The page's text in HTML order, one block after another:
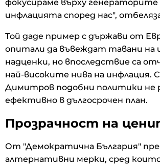
фокусираме върху генераторите
инфлацията според нас",
Той даде пример с държави от
опитали да въвеждат тавани на
надценки, но впоследствие са
най-високите нива на инфлация.
Димитров подобни политики не
ефективно в дългосрочен план.
Прозрачност на
От "Демократична България"
алтернативни мерки, сред